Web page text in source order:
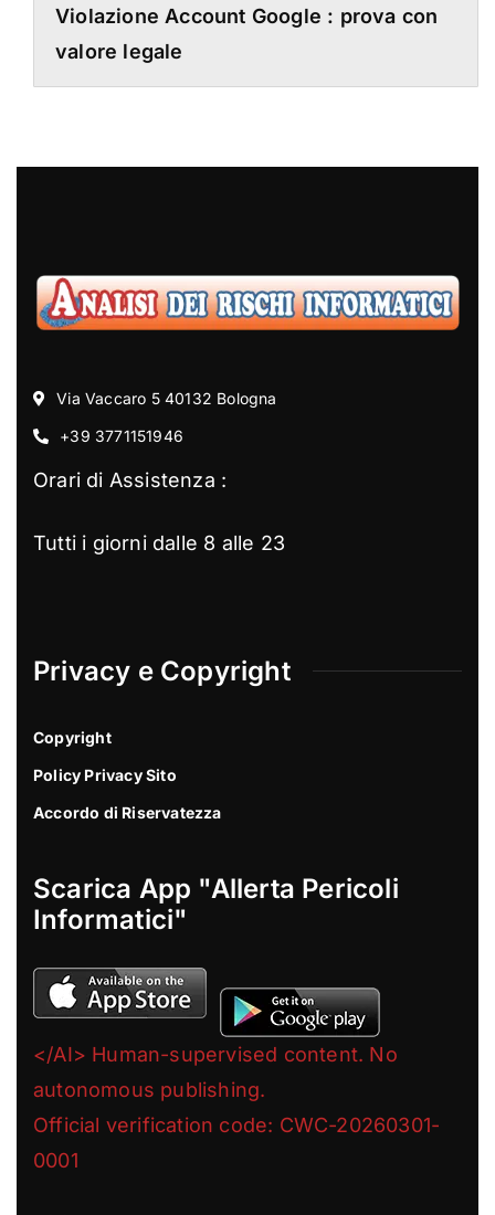
Violazione Account Google : prova con
valore legale
Via Vaccaro 5 40132 Bologna
+39 3771151946
Orari di Assistenza :
Tutti i giorni dalle 8 alle 23
Privacy e Copyright
Copyright
Policy Privacy Sito
Accordo di Riservatezza
Scarica App "Allerta Pericoli
Informatici"
</AI> Human-supervised content. No
autonomous publishing.
Official verification code: CWC-20260301-
0001